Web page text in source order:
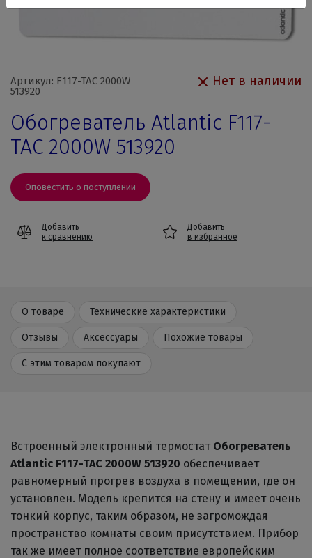
Артикул: F117-TAC 2000W
513920
Нет в наличии
Обогреватель Atlantic F117-
TAC 2000W 513920
Оповестить о поступлении
Добавить
к сравнению
Добавить
в избранное
О товаре Технические характеристики
Отзывы Аксессуары Похожие товары
С этим товаром покупают
Встроенный электронный термостат Обогреватель
Atlantic F117-TAC 2000W 513920 обеспечивает
равномерный прогрев воздуха в помещении, где он
установлен. Модель крепится на стену и имеет очень
тонкий корпус, таким образом, не загромождая
пространство комнаты своим присутствием. Прибор
так же имеет полное соответствие европейским